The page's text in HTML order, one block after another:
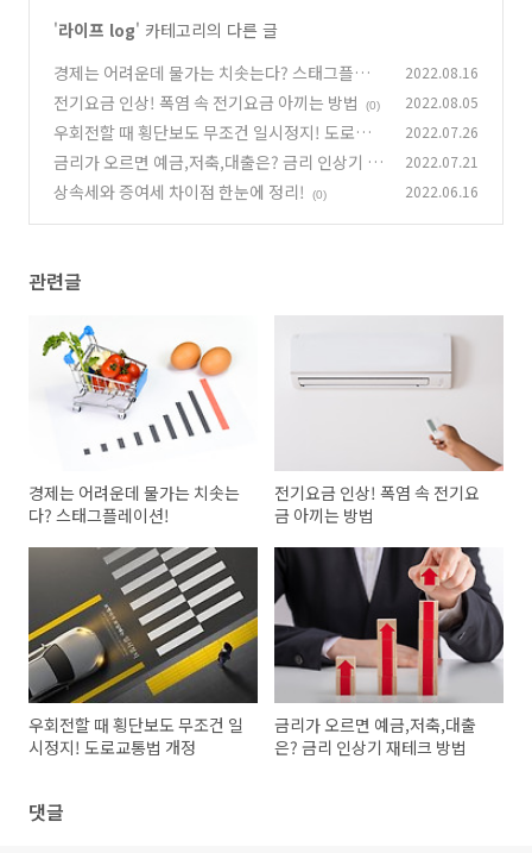
'라이프 log' 카테고리의 다른 글
경제는 어려운데 물가는 치솟는다? 스태그플레
이션!
(0)
2022.08.16
전기요금 인상! 폭염 속 전기요금 아끼는 방법 (0) 2022.08.05
우회전할 때 횡단보도 무조건 일시정지! 도로교
통법 개정
(0)
2022.07.26
금리가 오르면 예금,저축,대출은? 금리 인상기 재
테크 방법
(0)
2022.07.21
상속세와 증여세 차이점 한눈에 정리! (0) 2022.06.16
관련글
경제는 어려운데 물가는 치솟는
다? 스태그플레이션!
전기요금 인상! 폭염 속 전기요
금 아끼는 방법
우회전할 때 횡단보도 무조건 일
시정지! 도로교통법 개정
금리가 오르면 예금,저축,대출
은? 금리 인상기 재테크 방법
댓글